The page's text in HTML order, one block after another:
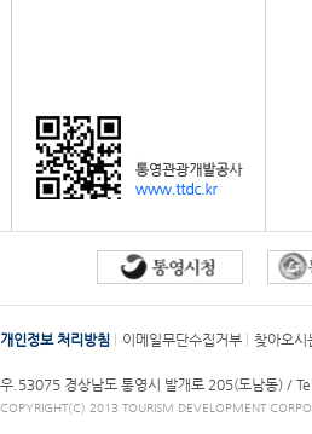
개인정보 처리방침 이메일무단수집거부 찾아오시
우.53075 경상남도 통영시 발개로 205(도남동) /
COPYRIGHT(C) 2013 TOURISM DEVELOPMENT